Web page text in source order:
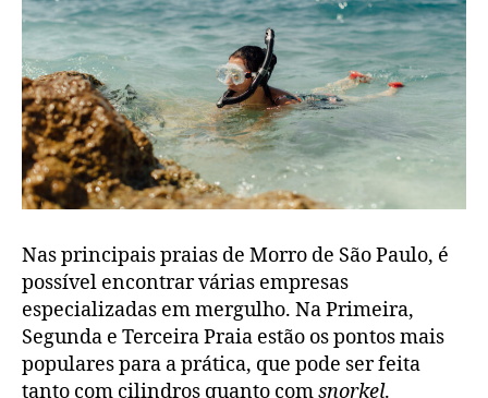
Nas principais praias de Morro de São Paulo, é
possível encontrar várias empresas
especializadas em mergulho. Na Primeira,
Segunda e Terceira Praia estão os pontos mais
populares para a prática, que pode ser feita
tanto com cilindros quanto comsnorkel.